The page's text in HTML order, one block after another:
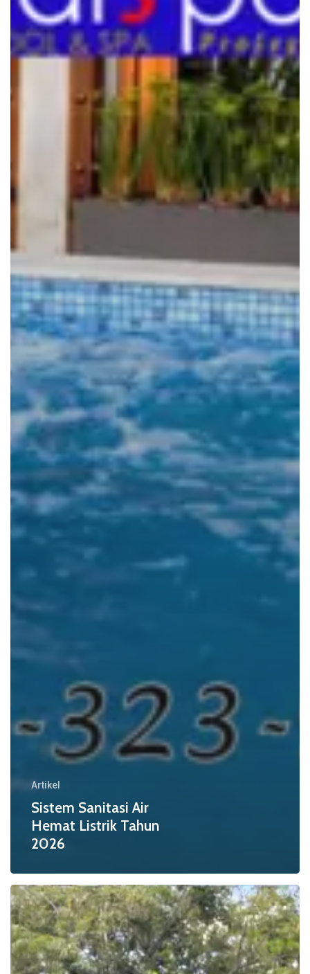
Artikel
Sistem Sanitasi Air
Hemat Listrik Tahun
2026
Komponen
Ionizer
Kolam
Renang